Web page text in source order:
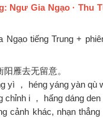
Ngư Gia Ngạo · Thu
Ngạo tiếng Trung +
雁去无留意。
yì ， héng yáng yàn qù
chỉnh i ， hấng dáng den
cảnh khác, nhạn